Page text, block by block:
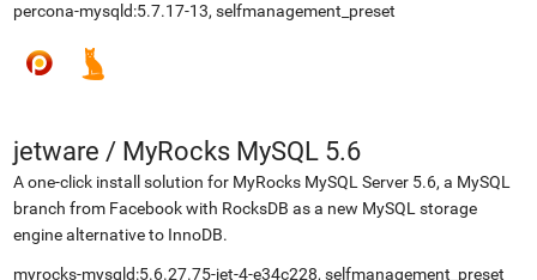
percona-mysqld:5.7.17-13, selfmanagement_preset
jetware / MyRocks MySQL 5.6
A one-click install solution for MyRocks MySQL Server 5.6, a MySQL
branch from Facebook with RocksDB as a new MySQL storage
engine alternative to InnoDB.
myrocks-mysqld:5.6.27.75-jet-4-e34c228, selfmanagement_preset